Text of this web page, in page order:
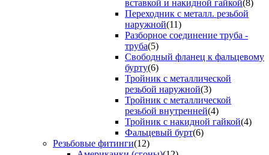
вставкой и накидной гайкой(8)
Переходник с металл. резьбой
наружной(11)
Разборное соединение труба -
труба(5)
Свободный фланец к фальцевому
бурту(6)
Тройник с металлической
резьбой наружной(3)
Тройник с металлической
резьбой внутренней(4)
Тройник с накидной гайкой(4)
Фальцевый бурт(6)
Резьбовые фитинги(12)